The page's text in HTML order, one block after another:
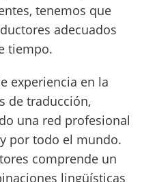
tenemos que
adecuados
tiempo.
experiencia en la
de traducción,
una red profesional
por todo el mundo.
comprende un
lingüísticas